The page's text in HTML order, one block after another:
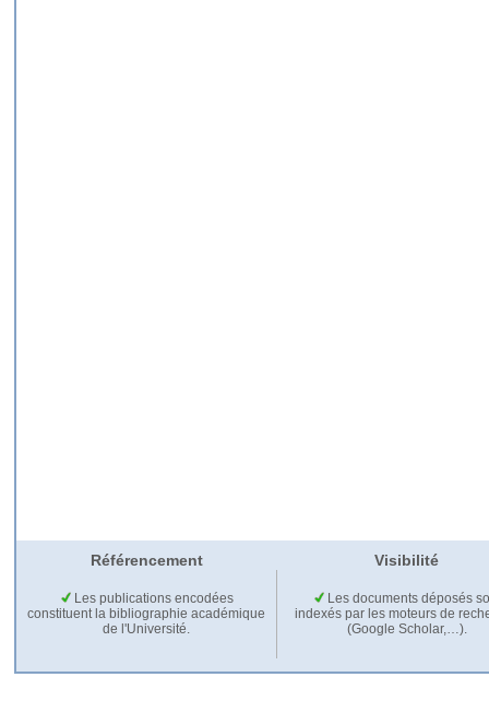
Référencement Visibilité
Les publications encodées
constituent la bibliographie académique
de l'Université.
Les documents déposés
indexés par les moteurs de
(Google Scholar,…).